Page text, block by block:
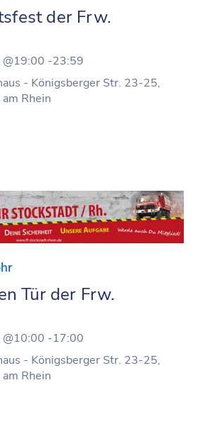
der Frw.
19:00 -23:59
- Königsberger Str. 23-25,
Rhein
Tür der Frw.
10:00 -17:00
- Königsberger Str. 23-25,
Rhein